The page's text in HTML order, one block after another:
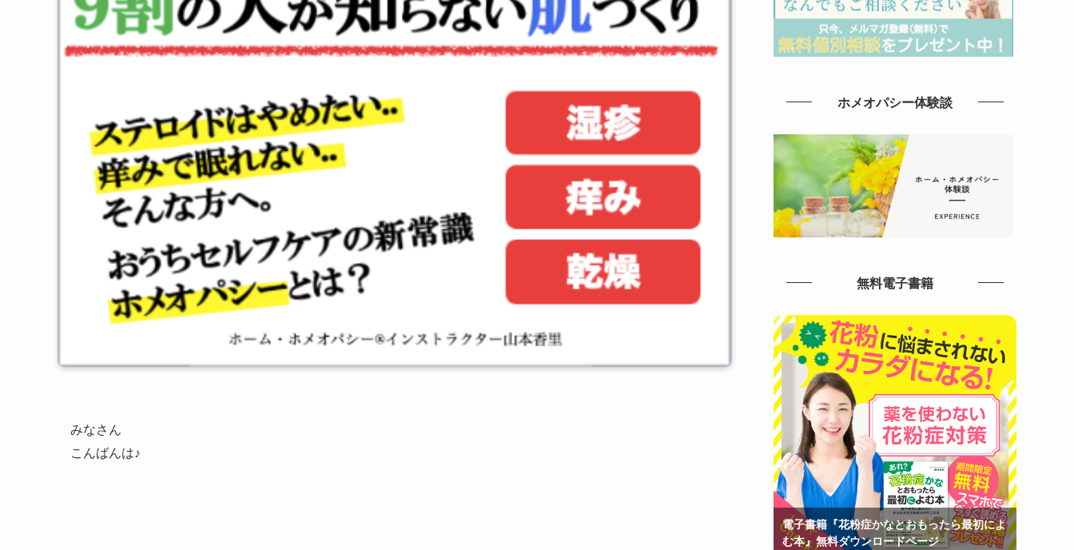
みなさん
こんばんは♪
ホメオパシー体験談
無料電子書籍
電子書籍『花粉症かなとおもったら最初によ
む本』無料ダウンロードページ